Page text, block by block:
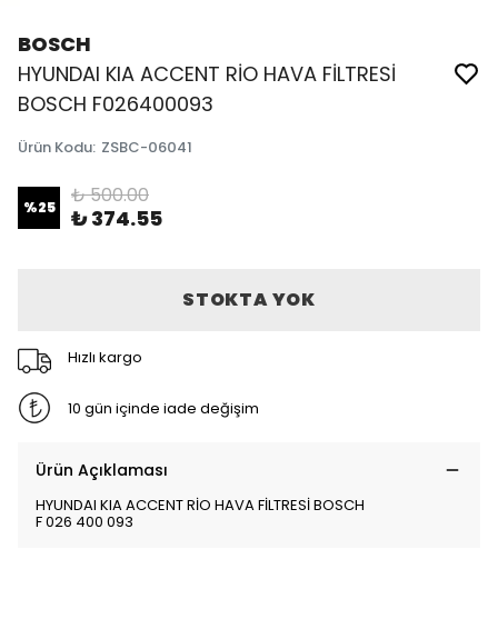
BOSCH
HYUNDAI KIA ACCENT RİO HAVA FİLTRESİ
BOSCH F026400093
Ürün Kodu: ZSBC-06041
%25 ₺ 500.00
₺ 374.55
STOKTA YOK
Hızlı kargo
10 gün içinde iade değişim
Ürün Açıklaması
HYUNDAI KIA ACCENT RİO HAVA FİLTRESİ BOSCH
F 026 400 093